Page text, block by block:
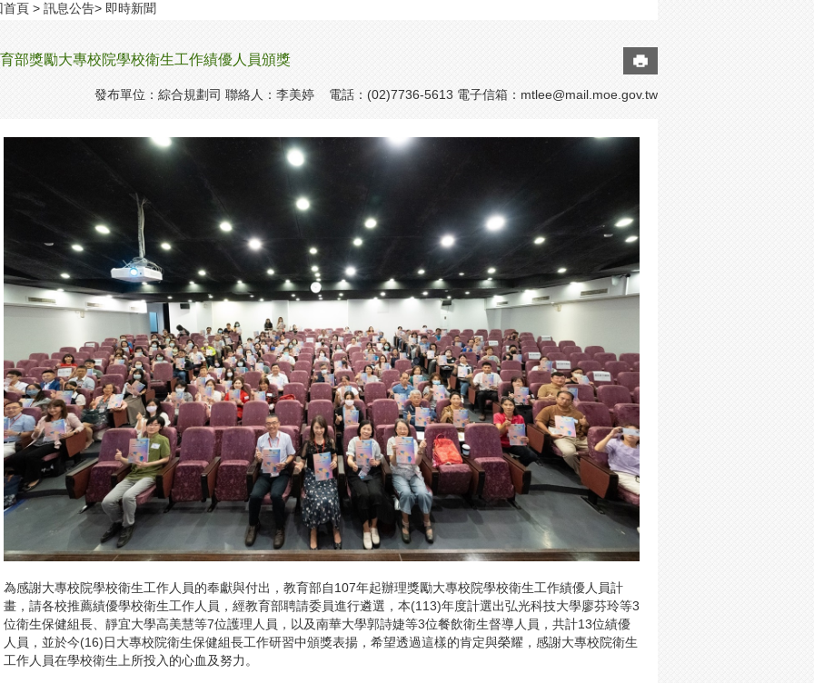
首頁 訊息公告 即時新聞
部獎勵大專校院學校衛生工作績優人員頒獎
發布單位：綜合規劃司 聯絡人：李美婷 電話：(02)7736-5613 電子信箱： mtlee@mail.moe.gov.tw
為感謝大專校院學校衛生工作人員的奉獻與付出，教育部自107年起辦理獎勵大專校院學校衛生工作績優人員計
畫，請各校推薦績優學校衛生工作人員，經教育部聘請委員進行遴選，本(113)年度計選出弘光科技大學廖芬玲等3
位衛生保健組長、靜宜大學高美慧等7位護理人員，以及南華大學郭詩婕等3位餐飲衛生督導人員，共計13位績優
人員，並於今(16)日大專校院衛生保健組長工作研習中頒獎表揚，希望透過這樣的肯定與榮耀，感謝大專校院衛生
工作人員在學校衛生上所投入的心血及努力。